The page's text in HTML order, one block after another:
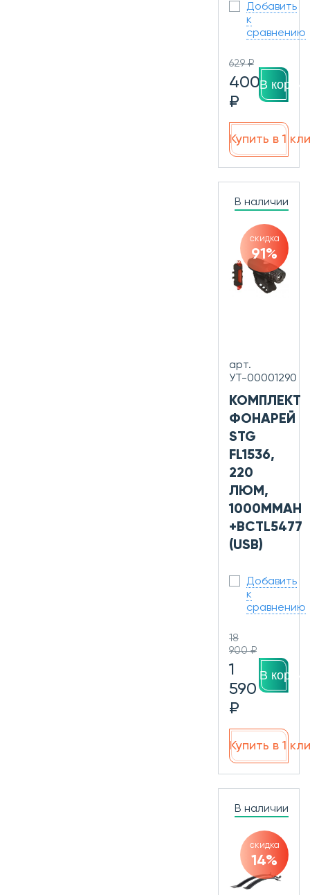
Добавить
к
сравнению
629 ₽
400
₽
В
Купить в 1
В наличии
скидка
91%
арт.
УТ-00001290
КОМПЛЕКТ
ФОНАРЕЙ
STG
FL1536,
220
ЛЮМ,
1000MMAH
+BCTL5477
(USB)
Добавить
к
сравнению
18
900 ₽
1
590
₽
В
Купить в 1
В наличии
скидка
14%